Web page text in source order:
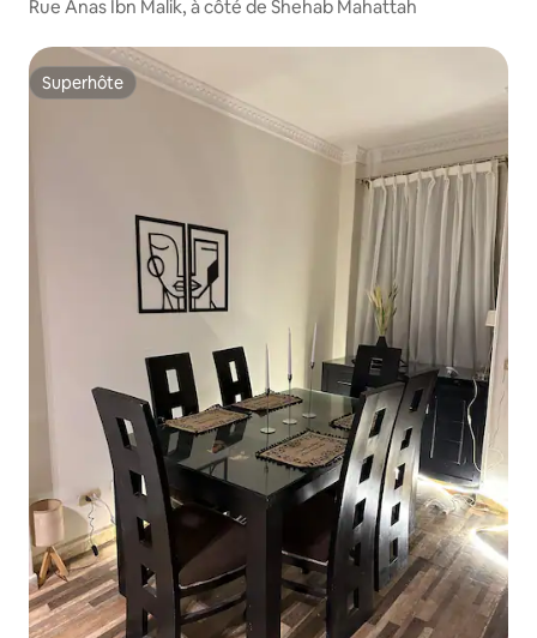
Rue Anas Ibn Malik, à côté de Shehab Mahattah
Superhôte
Superhôte